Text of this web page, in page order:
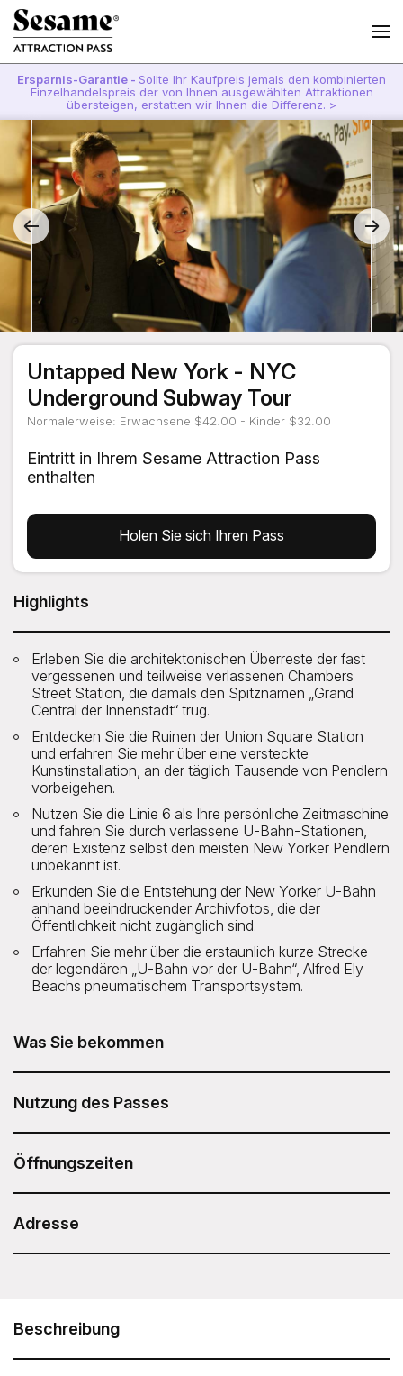
Ersparnis-Garantie - Sollte Ihr Kaufpreis jemals den kombinierten
Einzelhandelspreis der von Ihnen ausgewählten Attraktionen
übersteigen, erstatten wir Ihnen die Differenz. >
Untapped New York - NYC
Underground Subway Tour
Normalerweise: Erwachsene $42.00 - Kinder $32.00
Eintritt in Ihrem Sesame Attraction Pass
enthalten
Holen Sie sich Ihren Pass
Highlights
Erleben Sie die architektonischen Überreste der fast
vergessenen und teilweise verlassenen Chambers
Street Station, die damals den Spitznamen „Grand
Central der Innenstadt“ trug.
Entdecken Sie die Ruinen der Union Square Station
und erfahren Sie mehr über eine versteckte
Kunstinstallation, an der täglich Tausende von Pendlern
vorbeigehen.
Nutzen Sie die Linie 6 als Ihre persönliche Zeitmaschine
und fahren Sie durch verlassene U-Bahn-Stationen,
deren Existenz selbst den meisten New Yorker Pendlern
unbekannt ist.
Erkunden Sie die Entstehung der New Yorker U-Bahn
anhand beeindruckender Archivfotos, die der
Öffentlichkeit nicht zugänglich sind.
Erfahren Sie mehr über die erstaunlich kurze Strecke
der legendären „U-Bahn vor der U-Bahn“, Alfred Ely
Beachs pneumatischem Transportsystem.
Was Sie bekommen
von Untapped New York ist in Ihrem Sesame Attraction
Pass enthalten.
Nutzung des Passes
haben, gehen Sie in Ihr Konto, um Ihr Ticket zu buchen.
Öffnungszeiten
Dauer: 2 Stunden
Adresse
Meeting Point: The tour meets outside of 200 Broadway,
New York, NY 10038 on the southeast corner of
Broadway and Fulton Street right outside of the entrance
Beschreibung